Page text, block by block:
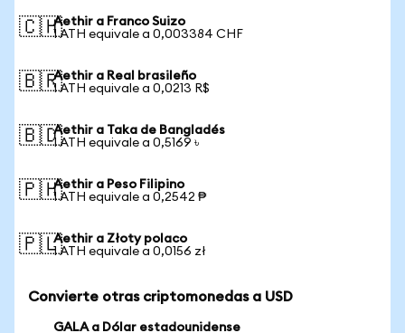
🇨🇭Aethir a Franco Suizo
1 ATH equivale a 0,003384 CHF
🇧🇷Aethir a Real brasileño
1 ATH equivale a 0,0213 R$
🇧🇩Aethir a Taka de Bangladés
1 ATH equivale a 0,5169 ৳
🇵🇭Aethir a Peso Filipino
1 ATH equivale a 0,2542 ₱
🇵🇱Aethir a Złoty polaco
1 ATH equivale a 0,0156 zł
Convierte otras criptomonedas a USD
GALA a Dólar estadounidense